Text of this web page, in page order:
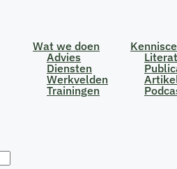
Wat we doen
Advies
Diensten
Werkvelden
Trainingen